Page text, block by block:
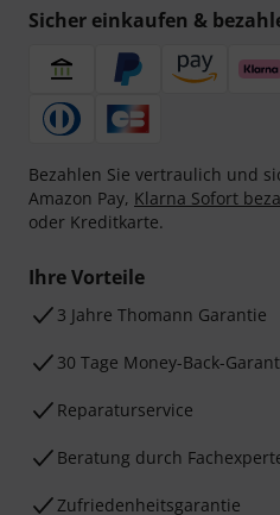
Sicher einkaufen &
Bezahlen Sie vertraulich und
Amazon Pay, Klarna Sofort
oder Kreditkarte.
Ihre Vorteile
3 Jahre Thomann Garantie
30 Tage Money-Back-
Reparaturservice
Beratung durch
Zufriedenheitsgarantie